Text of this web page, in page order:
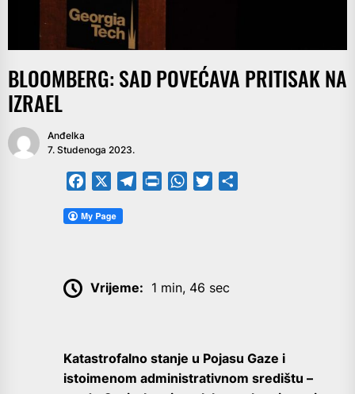
BLOOMBERG: SAD POVEĆAVA PRITISAK NA
IZRAEL
Anđelka
7. Studenoga 2023.
Facebook TelegramPrintFriendly
WhatsApp
Twitter
Vrijeme: 1 min, 46 sec
Katastrofalno stanje u Pojasu Gaze i
istoimenom administrativnom središtu –